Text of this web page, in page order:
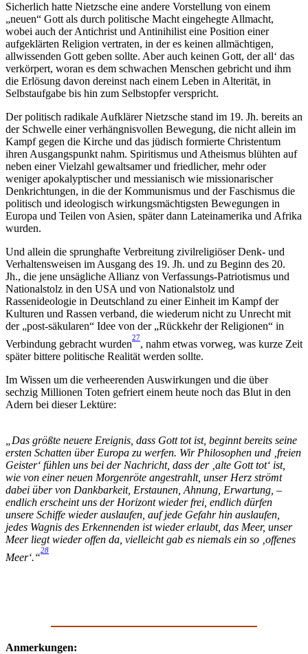
Sicherlich hatte Nietzsche eine andere Vorstellung von einem
„neuen“ Gott als durch politische Macht eingehegte Allmacht,
wobei auch der Antichrist und Antinihilist eine Position einer
aufgeklärten Religion vertraten, in der es keinen allmächtigen,
allwissenden Gott geben sollte. Aber auch keinen Gott, der all‘ das
verkörpert, woran es dem schwachen Menschen gebricht und ihm
die Erlösung davon dereinst nach einem Leben in Alterität, in
Selbstaufgabe bis hin zum Selbstopfer verspricht.
Der politisch radikale Aufklärer Nietzsche stand im 19. Jh. bereits an
der Schwelle einer verhängnisvollen Bewegung, die nicht allein im
Kampf gegen die Kirche und das jüdisch formierte Christentum
ihren Ausgangspunkt nahm. Spiritismus und Atheismus blühten auf
neben einer Vielzahl gewaltsamer und friedlicher, mehr oder
weniger apokalyptischer und messianisch wie missionarischer
Denkrichtungen, in die der Kommunismus und der Faschismus die
politisch und ideologisch wirkungsmächtigsten Bewegungen in
Europa und Teilen von Asien, später dann Lateinamerika und Afrika
wurden.
Und allein die sprunghafte Verbreitung zivilreligiöser Denk- und
Verhaltensweisen im Ausgang des 19. Jh. und zu Beginn des 20.
Jh., die jene unsägliche Allianz von Verfassungs-Patriotismus und
Nationalstolz in den USA und von Nationalstolz und
Rassenideologie in Deutschland zu einer Einheit im Kampf der
Kulturen und Rassen verband, die wiederum nicht zu Unrecht mit
der „post-säkularen“ Idee von der „Rückkehr der Religionen“ in
Verbindung gebracht wurden
27
, nahm etwas vorweg, was kurze Zeit
später bittere politische Realität werden sollte.
Im Wissen um die verheerenden Auswirkungen und die über
sechzig Millionen Toten gefriert einem heute noch das Blut in den
Adern bei dieser Lektüre:
„Das größte neuere Ereignis, dass Gott tot ist, beginnt bereits seine
ersten Schatten über Europa zu werfen. Wir Philosophen und ‚freien
Geister‘ fühlen uns bei der Nachricht, dass der ‚alte Gott tot‘ ist,
wie von einer neuen Morgenröte angestrahlt, unser Herz strömt
dabei über von Dankbarkeit, Erstaunen, Ahnung, Erwartung, –
endlich erscheint uns der Horizont wieder frei, endlich dürfen
unsere Schiffe wieder auslaufen, auf jede Gefahr hin auslaufen,
jedes Wagnis des Erkennenden ist wieder erlaubt, das Meer, unser
Meer liegt wieder offen da, vielleicht gab es niemals ein so ‚offenes
Meer‘.“
28
Anmerkungen: